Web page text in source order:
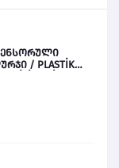
/ PLASTİK